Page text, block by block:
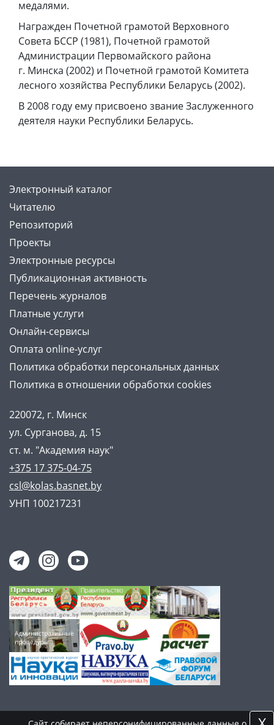
медалями.
Награжден Почетной грамотой Верховного
Совета БССР (1981), Почетной грамотой
Администрации Первомайского района
г. Минска (2002) и Почетной грамотой Комитета
лесного хозяйства Республики Беларусь (2002).
В 2008 году ему присвоено звание Заслуженного
деятеля науки Республики Беларусь.
Электронный каталог
Читателю
Репозиторий
Проекты
Электронные ресурсы
Публикационная активность
Перечень журналов
Платные услуги
Онлайн-сервисы
Оплата online-услуг
Политика обработки персональных данных
Политика в отношении обработки cookies
220072, г. Минск
ул. Сурганова, д. 15
ст. м. "Академия наук"
+375 17 375-04-75
csl@kolas.basnet.by
УНП 100217231